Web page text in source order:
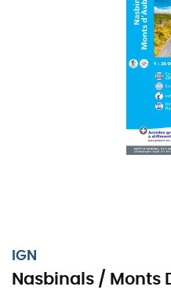
IGN
Nasbinals / Monts